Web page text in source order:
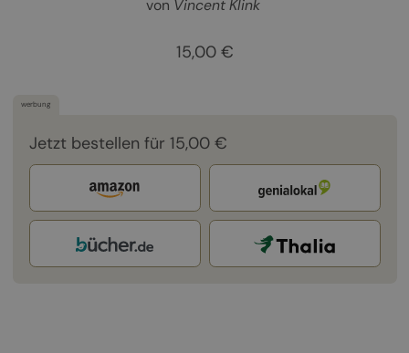
von Vincent Klink
15,00 €
werbung
Jetzt bestellen für 15,00 €